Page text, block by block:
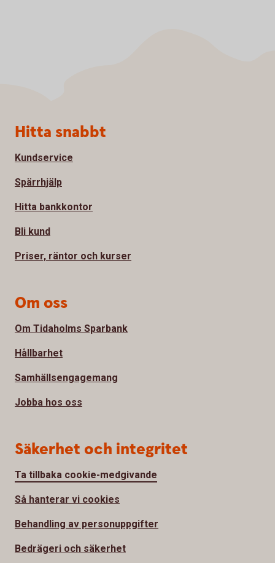
Sidfot
Hitta snabbt
Kundservice
Spärrhjälp
Hitta bankkontor
Bli kund
Priser, räntor och kurser
Om oss
Om Tidaholms Sparbank
Hållbarhet
Samhällsengagemang
Jobba hos oss
Säkerhet och integritet
Ta tillbaka cookie-medgivande
Så hanterar vi cookies
Behandling av personuppgifter
Bedrägeri och säkerhet